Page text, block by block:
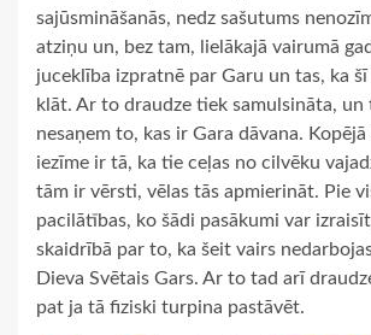
sajūsmināšanās, nedz sašutums
atziņu un, bez tam, lielākajā vairumā
juceklība izpratnē par Garu un tas, ka
klāt. Ar to draudze tiek samulsināta, un
nesaņem to, kas ir Gara dāvana.
iezīme ir tā, ka tie ceļas no cilvēku
tām ir vērsti, vēlas tās apmierināt. Pie
pacilātības, ko šādi pasākumi var
skaidrībā par to, ka šeit vairs
Dieva Svētais Gars. Ar to tad arī
pat ja tā fiziski turpina pastāvēt.